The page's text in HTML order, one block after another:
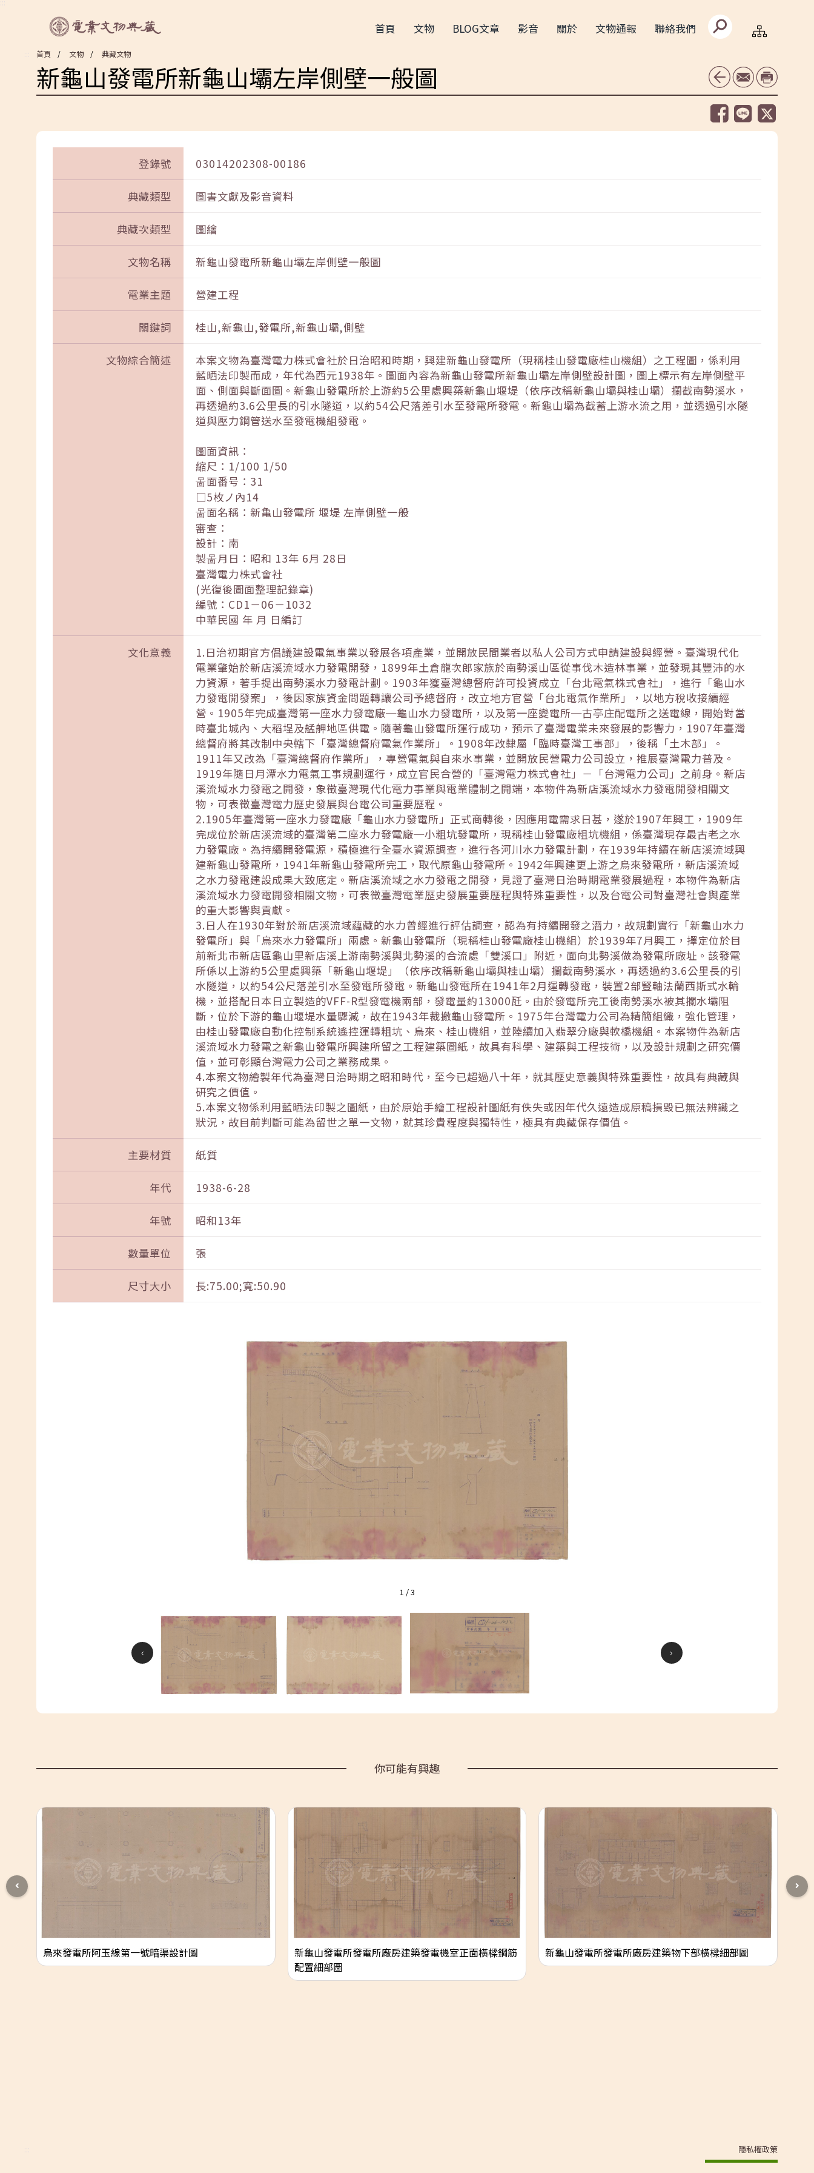
首頁 文物 BLOG文章 影音 關於 文物通報 聯絡我們
搜
尋
文
首頁 文物 典藏文物
新龜山發電所新龜山壩左岸側壁一般圖
登錄號 03014202308-00186
典藏類型 圖書文獻及影音資料
典藏次類型 圖繪
文物名稱 新龜山發電所新龜山壩左岸側壁一般圖
電業主題 營建工程
關鍵詞 桂山,新龜山,發電所,新龜山壩,側壁
文物綜合簡述
本案文物為臺灣電力株式會社於日治昭和時期，興建新龜山發電所（現稱桂山發電廠桂山機組）之工程圖，係利用
藍晒法印製而成，年代為西元1938年。圖面內容為新龜山發電所新龜山壩左岸側壁設計圖，圖上標示有左岸側壁平
面、側面與斷面圖。新龜山發電所於上游約5公里處興築新龜山堰堤（依序改稱新龜山壩與桂山壩）攔截南勢溪水，
再透過約3.6公里長的引水隧道，以約54公尺落差引水至發電所發電。新龜山壩為截蓄上游水流之用，並透過引水隧
道與壓力鋼管送水至發電機組發電。
圖面資訊：
縮尺：1/100 1/50
啚面番号：31
□5枚ノ內14
啚面名稱：新亀山發電所 堰堤 左岸側壁一般
審查：
設計：南
製啚月日：昭和 13年 6月 28日
臺灣電力株式會社
(光復後圖面整理記錄章)
編號：CD1－06－1032
中華民國 年 月 日編訂
文化意義
1.日治初期官方倡議建設電氣事業以發展各項產業，並開放民間業者以私人公司方式申請建設與經營。臺灣現代化
電業肇始於新店溪流域水力發電開發，1899年土倉龍次郎家族於南勢溪山區從事伐木造林事業，並發現其豐沛的水
力資源，著手提出南勢溪水力發電計劃。1903年獲臺灣總督府許可投資成立「台北電氣株式會社」，進行「龜山水
力發電開發案」，後因家族資金問題轉讓公司予總督府，改立地方官營「台北電氣作業所」，以地方稅收接續經
營。1905年完成臺灣第一座水力發電廠─龜山水力發電所，以及第一座變電所─古亭庄配電所之送電線，開始對當
時臺北城內、大稻埕及艋舺地區供電。隨著龜山發電所運行成功，預示了臺灣電業未來發展的影響力，1907年臺灣
總督府將其改制中央轄下「臺灣總督府電氣作業所」。1908年改隸屬「臨時臺灣工事部」，後稱「土木部」。
1911年又改為「臺灣總督府作業所」，專營電氣與自來水事業，並開放民營電力公司設立，推展臺灣電力普及。
1919年隨日月潭水力電氣工事規劃運行，成立官民合營的「臺灣電力株式會社」－「台灣電力公司」之前身。新店
溪流域水力發電之開發，象徵臺灣現代化電力事業與電業體制之開端，本物件為新店溪流域水力發電開發相關文
物，可表徵臺灣電力歷史發展與台電公司重要歷程。
2.1905年臺灣第一座水力發電廠「龜山水力發電所」正式商轉後，因應用電需求日甚，遂於1907年興工，1909年
完成位於新店溪流域的臺灣第二座水力發電廠─小粗坑發電所，現稱桂山發電廠粗坑機組，係臺灣現存最古老之水
力發電廠。為持續開發電源，積極進行全臺水資源調查，進行各河川水力發電計劃，在1939年持續在新店溪流域興
建新龜山發電所，1941年新龜山發電所完工，取代原龜山發電所。1942年興建更上游之烏來發電所，新店溪流域
之水力發電建設成果大致底定。新店溪流域之水力發電之開發，見證了臺灣日治時期電業發展過程，本物件為新店
溪流域水力發電開發相關文物，可表徵臺灣電業歷史發展重要歷程與特殊重要性，以及台電公司對臺灣社會與產業
的重大影響與貢獻。
3.日人在1930年對於新店溪流域蘊藏的水力曾經進行評估調查，認為有持續開發之潛力，故規劃實行「新龜山水力
發電所」與「烏來水力發電所」兩處。新龜山發電所（現稱桂山發電廠桂山機組）於1939年7月興工，擇定位於目
前新北市新店區龜山里新店溪上游南勢溪與北勢溪的合流處「雙溪口」附近，面向北勢溪做為發電所廠址。該發電
所係以上游約5公里處興築「新龜山堰堤」（依序改稱新龜山壩與桂山壩）攔截南勢溪水，再透過約3.6公里長的引
水隧道，以約54公尺落差引水至發電所發電。新龜山發電所在1941年2月運轉發電，裝置2部豎軸法蘭西斯式水輪
機，並搭配日本日立製造的VFF-R型發電機兩部，發電量約13000瓩。由於發電所完工後南勢溪水被其攔水壩阻
斷，位於下游的龜山堰堤水量驟減，故在1943年裁撤龜山發電所。1975年台灣電力公司為精簡組織，強化管理，
由桂山發電廠自動化控制系統遙控運轉粗坑、烏來、桂山機組，並陸續加入翡翠分廠與軟橋機組。本案物件為新店
溪流域水力發電之新龜山發電所興建所留之工程建築圖紙，故具有科學、建築與工程技術，以及設計規劃之研究價
值，並可彰顯台灣電力公司之業務成果。
4.本案文物繪製年代為臺灣日治時期之昭和時代，至今已超過八十年，就其歷史意義與特殊重要性，故具有典藏與
研究之價值。
5.本案文物係利用藍晒法印製之圖紙，由於原始手繪工程設計圖紙有佚失或因年代久遠造成原稿損毀已無法辨識之
狀況，故目前判斷可能為留世之單一文物，就其珍貴程度與獨特性，極具有典藏保存價值。
主要材質 紙質
年代 1938-6-28
年號 昭和13年
數量單位 張
尺寸大小 長:75.00;寬:50.90
1 /3
你可能有興趣
烏來發電所阿玉線第一號暗渠設計圖
新龜山發電所發電所廠房建築發電機室正面橫樑鋼筋
配置細部圖
新龜山發電所發電所廠房建築物下部橫樑細部圖
隱私權政策